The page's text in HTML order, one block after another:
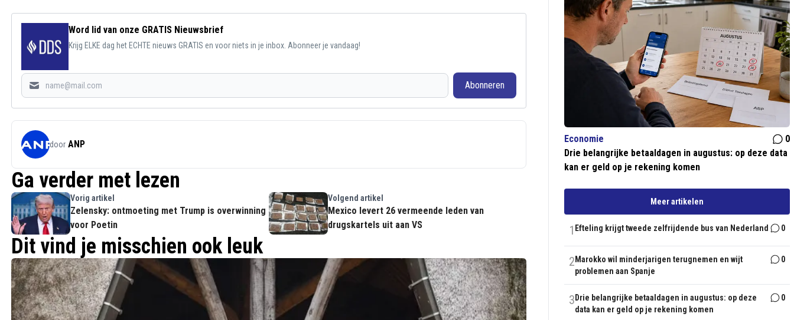
Word lid van onze GRATIS Nieuwsbrief
Krijg ELKE dag het ECHTE nieuws GRATIS en voor niets in je inbox. Abonneer je vandaag!
Abonneren
door ANP
Ga verder met lezen
Vorig artikel
Zelensky: ontmoeting met Trump is overwinning
voor Poetin
Volgend artikel
Mexico levert 26 vermeende leden van
drugskartels uit aan VS
Dit vind je misschien ook leuk
Economie
0
Drie belangrijke betaaldagen in augustus: op deze data
kan er geld op je rekening komen
Meer artikelen
1 Efteling krijgt tweede zelfrijdende bus van Nederland 0
2 Marokko wil minderjarigen terugnemen en wijt
problemen aan Spanje
0
3 Drie belangrijke betaaldagen in augustus: op deze
data kan er geld op je rekening komen
0